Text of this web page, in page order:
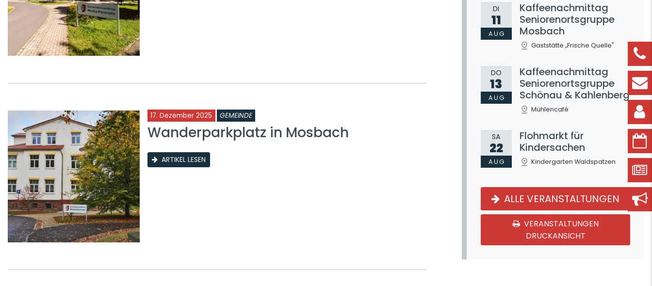
17. Dezember 2025 GEMEINDE
Wanderparkplatz in Mosbach
ARTIKEL LESEN
DI
11
AUG
Kaffeenachmittag
Seniorenortsgruppe
Mosbach
Gaststätte „Frische Quelle"
DO
13
AUG
Kaffeenachmittag
Seniorenortsgruppe
Schönau & Kahlenberg
Mühlencafé
SA
22
AUG
Flohmarkt für
Kindersachen
Kindergarten Waldspatzen
ALLE VERANSTALTUNGEN
VERANSTALTUNGEN
DRUCKANSICHT